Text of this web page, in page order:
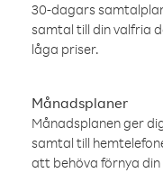
30-dagars
samtal till din valfria
låga priser.
Månadsplaner
Månadsplanen ger
samtal till
att behöva förnya din